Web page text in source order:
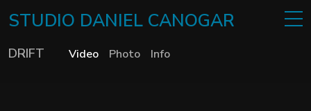
STUDIO DANIEL CANOGAR
DRIFT Video Photo Info